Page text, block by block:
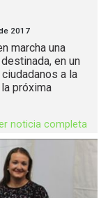
2017
marcha una
en un
a la
próxima
noticia completa